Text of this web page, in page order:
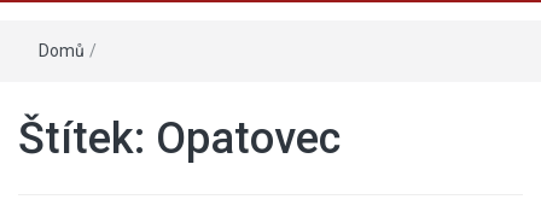
Domů /
Štítek: Opatovec